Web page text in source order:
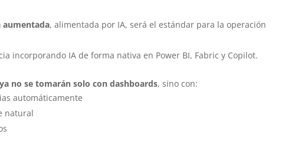
aumentada, alimentada por IA, será el estándar para la operación
incorporando IA de forma nativa en Power BI, Fabric y Copilot.
no se tomarán solo con dashboards, sino con:
automáticamente
natural